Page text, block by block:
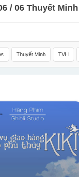
/ 06 Thuyết Minh
Thuyết Minh TVH